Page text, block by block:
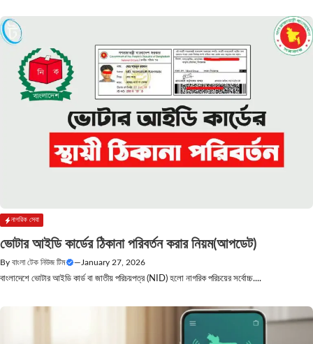
নাগরিক সেবা
ভোটার আইডি কার্ডের ঠিকানা পরিবর্তন করার নিয়ম(আপডেট)
By বাংলা টেক নিউজ টিম — January 27, 2026
বাংলাদেশে ভোটার আইডি কার্ড বা জাতীয় পরিচয়পত্র (NID) হলো নাগরিক পরিচয়ের সর্বোচ্চ....